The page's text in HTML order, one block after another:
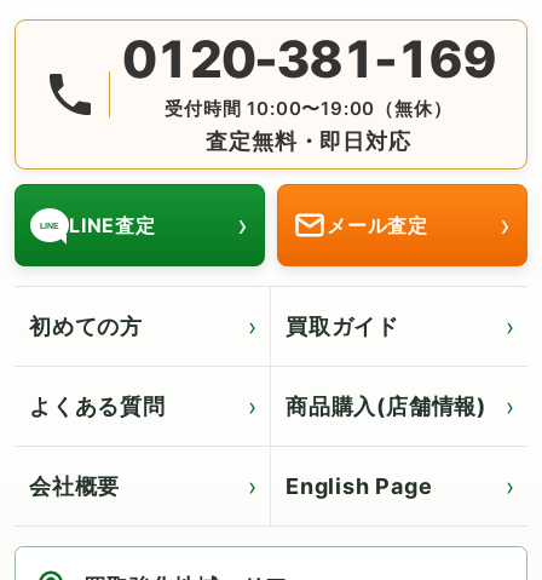
0120-381-169
受付時間 10:00〜19:00（無休）
査定無料・即日対応
無料の電話査定・見積もり お問合せは番号をタップ♪
LINE LINE査定 › メール査定 ›
初めての方 買取ガイド
よくある質問 商品購入(店舗情報)
会社概要 English Page
Click for English page